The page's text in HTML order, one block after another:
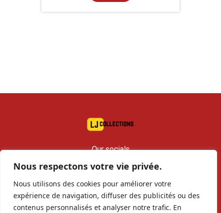
Nous respectons votre vie privée.
Nous utilisons des cookies pour améliorer votre
expérience de navigation, diffuser des publicités ou des
contenus personnalisés et analyser notre trafic. En
Our socials
RCS 979 374 147 Romans